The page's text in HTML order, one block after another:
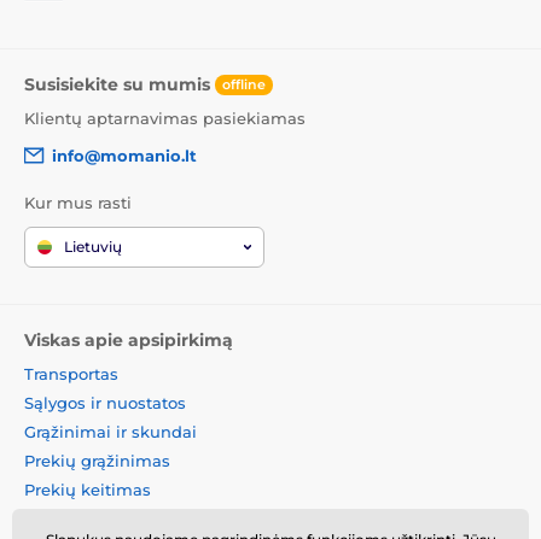
Susisiekite su mumis offline
Klientų aptarnavimas pasiekiamas
info@momanio.lt
Kur mus rasti
Lietuvių
Viskas apie apsipirkimą
Transportas
Sąlygos ir nuostatos
Grąžinimai ir skundai
Prekių grąžinimas
Prekių keitimas